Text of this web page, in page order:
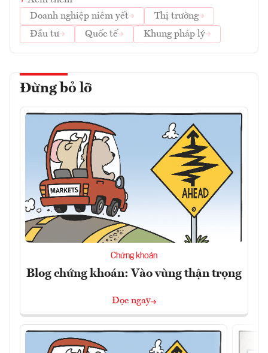
Doanh nghiệp niêm yết
Thị trường
Đầu tư
Quốc tế Khung pháp lý
Đừng bỏ lỡ
Chứng khoán
Blog chứng khoán: Vào vùng thận trọng
Đọc ngay